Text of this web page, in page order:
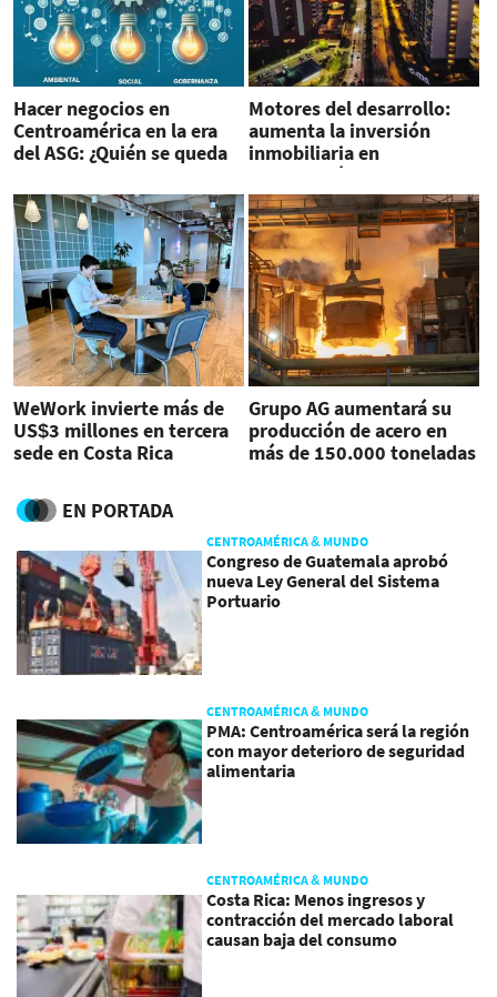
Hacer negocios en
Centroamérica en la era
del ASG: ¿Quién se queda
Motores del desarrollo:
aumenta la inversión
inmobiliaria en
Centroamérica
WeWork invierte más de
US$3 millones en tercera
sede en Costa Rica
Grupo AG aumentará su
producción de acero en
más de 150.000 toneladas
EN PORTADA
CENTROAMÉRICA & MUNDO
Congreso de Guatemala aprobó
nueva Ley General del Sistema
Portuario
CENTROAMÉRICA & MUNDO
PMA: Centroamérica será la región
con mayor deterioro de seguridad
alimentaria
CENTROAMÉRICA & MUNDO
Costa Rica: Menos ingresos y
contracción del mercado laboral
causan baja del consumo